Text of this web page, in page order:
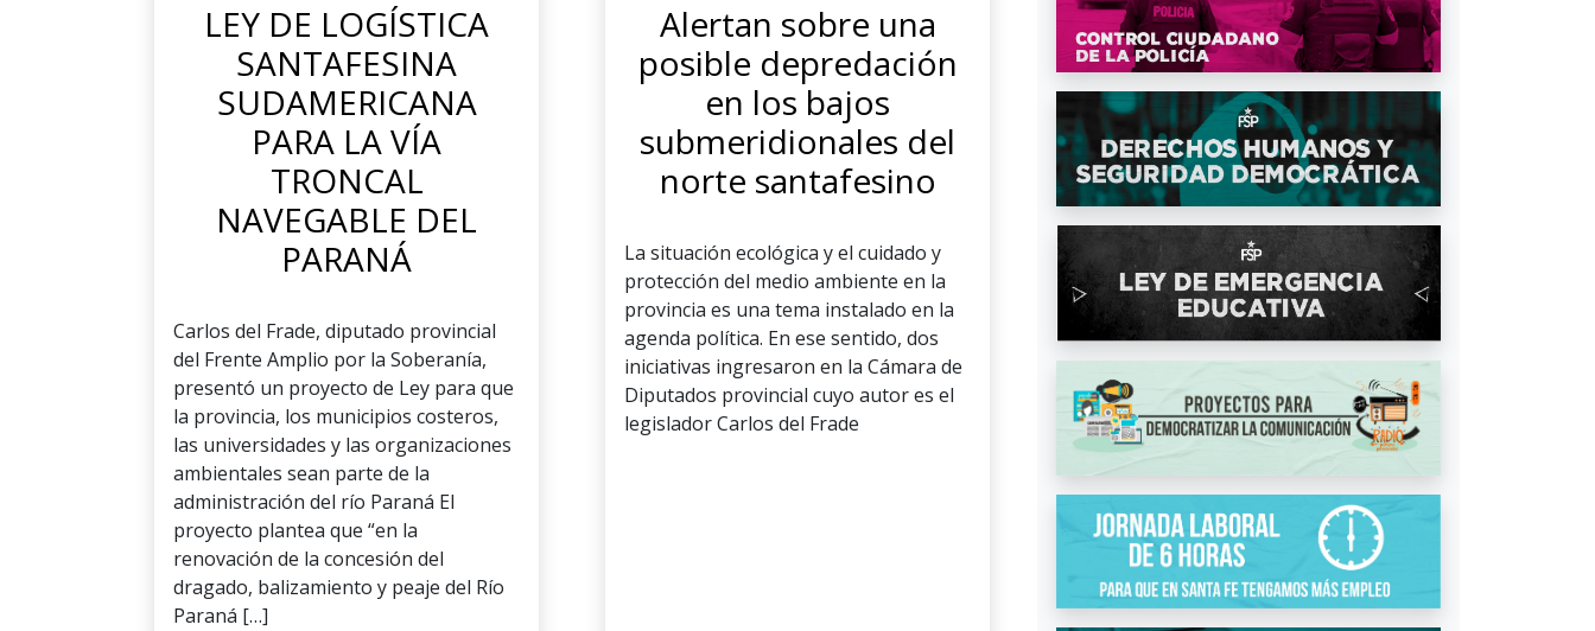
LEY DE LOGÍSTICA
SANTAFESINA
SUDAMERICANA
PARA LA VÍA
TRONCAL
NAVEGABLE DEL
PARANÁ
Carlos del Frade, diputado provincial
del Frente Amplio por la Soberanía,
presentó un proyecto de Ley para que
la provincia, los municipios costeros,
las universidades y las organizaciones
ambientales sean parte de la
administración del río Paraná El
proyecto plantea que “en la
renovación de la concesión del
dragado, balizamiento y peaje del Río
Paraná […]
Alertan sobre una
posible depredación
en los bajos
submeridionales del
norte santafesino
La situación ecológica y el cuidado y
protección del medio ambiente en la
provincia es una tema instalado en la
agenda política. En ese sentido, dos
iniciativas ingresaron en la Cámara de
Diputados provincial cuyo autor es el
legislador Carlos del Frade